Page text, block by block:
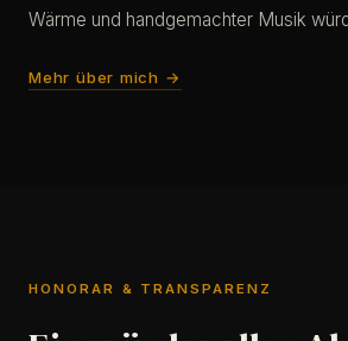
Wärme und handgemachter Musik
Mehr über mich →
HONORAR & TRANSPARENZ